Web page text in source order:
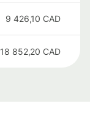
9 426,10 CAD
18 852,20 CAD